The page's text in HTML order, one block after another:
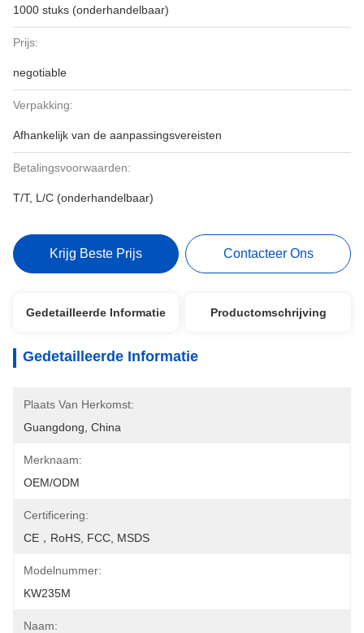
1000 stuks (onderhandelbaar)
Prijs:
negotiable
Verpakking:
Afhankelijk van de aanpassingsvereisten
Betalingsvoorwaarden:
T/T, L/C (onderhandelbaar)
Krijg Beste Prijs Contacteer Ons
Gedetailleerde Informatie Productomschrijving
Gedetailleerde Informatie
Plaats Van Herkomst:
Guangdong, China
Merknaam:
OEM/ODM
Certificering:
CE，RoHS, FCC, MSDS
Modelnummer:
KW235M
Naam: